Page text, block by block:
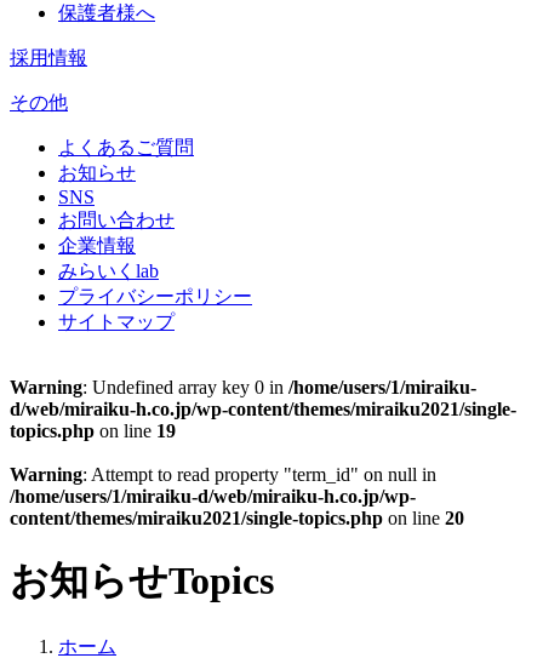
保護者様へ
採用情報
その他
よくあるご質問
お知らせ
SNS
お問い合わせ
企業情報
みらいくlab
プライバシーポリシー
サイトマップ
Warning: Undefined array key 0 in /home/users/1/miraiku-
d/web/miraiku-h.co.jp/wp-content/themes/miraiku2021/single-
topics.php on line 19
Warning: Attempt to read property "term_id" on null in
/home/users/1/miraiku-d/web/miraiku-h.co.jp/wp-
content/themes/miraiku2021/single-topics.php on line 20
お知らせTopics
ホーム